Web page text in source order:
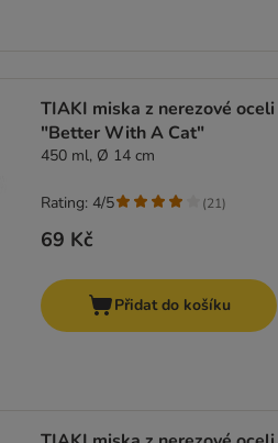
TIAKI miska z nerezové oceli
"Better With A Cat"
450 ml, Ø 14 cm
69 Kč
Rating: 4/5 (21)
Přidat do košíku